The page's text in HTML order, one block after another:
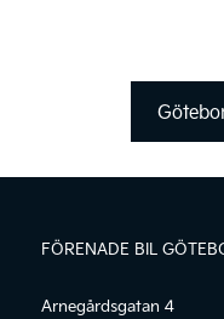
FÖRENADE BIL
Arnegårdsgatan 4